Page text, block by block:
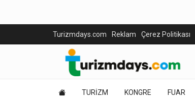
Turizmdays.com Reklam Çerez Politikası
TURİZM KONGRE FUAR